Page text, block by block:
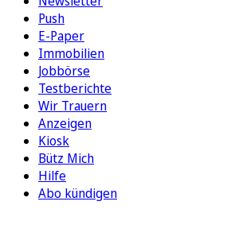
Push
E-Paper
Immobilien
Jobbörse
Testberichte
Wir Trauern
Anzeigen
Kiosk
Bütz Mich
Hilfe
Abo kündigen